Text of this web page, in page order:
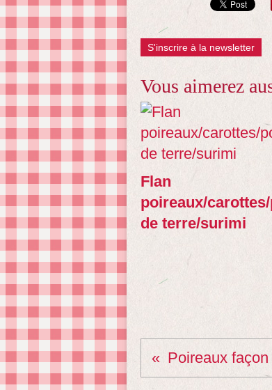
S'inscrire à la newsletter
Vous aimerez
Flan
poireaux/
de terre/surimi